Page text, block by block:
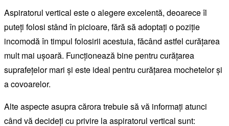
Aspiratorul vertical este o alegere excelentă, deoarece îl
puteți folosi stând în picioare, fără să adoptați o poziție
incomodă în timpul folosirii acestuia, făcând astfel curățarea
mult mai ușoară. Funcționează bine pentru curățarea
suprafețelor mari și este ideal pentru curățarea mochetelor și
a covoarelor.
Alte aspecte asupra cărora trebuie să vă informați atunci
când vă decideți cu privire la aspiratorul vertical sunt: